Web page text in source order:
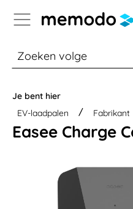
naar navigatie B2B-platform
% Sale
Je bent hier
EV-laadpalen
Fabrikant
Easee Charge